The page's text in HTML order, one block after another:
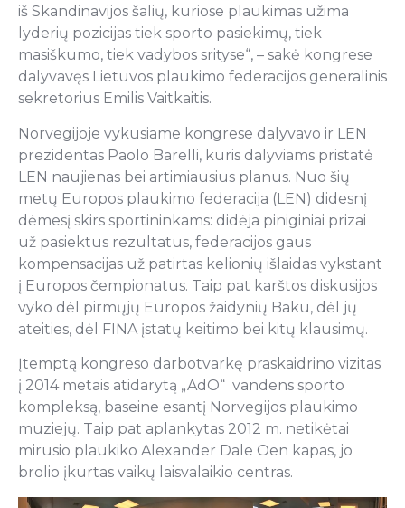
iš Skandinavijos šalių, kuriose plaukimas užima
lyderių pozicijas tiek sporto pasiekimų, tiek
masiškumo, tiek vadybos srityse“, – sakė kongrese
dalyvavęs Lietuvos plaukimo federacijos generalinis
sekretorius Emilis Vaitkaitis.
Norvegijoje vykusiame kongrese dalyvavo ir LEN
prezidentas Paolo Barelli, kuris dalyviams pristatė
LEN naujienas bei artimiausius planus. Nuo šių
metų Europos plaukimo federacija (LEN) didesnį
dėmesį skirs sportininkams: didėja piniginiai prizai
už pasiektus rezultatus, federacijos gaus
kompensacijas už patirtas kelionių išlaidas vykstant
į Europos čempionatus. Taip pat karštos diskusijos
vyko dėl pirmųjų Europos žaidynių Baku, dėl jų
ateities, dėl FINA įstatų keitimo bei kitų klausimų.
Įtemptą kongreso darbotvarkę praskaidrino vizitas
į 2014 metais atidarytą „AdO“ vandens sporto
kompleksą, baseine esantį Norvegijos plaukimo
muziejų. Taip pat aplankytas 2012 m. netikėtai
mirusio plaukiko Alexander Dale Oen kapas, jo
brolio įkurtas vaikų laisvalaikio centras.